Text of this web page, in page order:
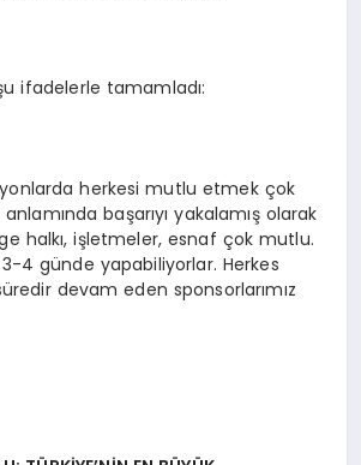
ifadelerle tamamladı:
herkesi mutlu etmek çok
başarıyı yakalamış olarak
halkı, işletmeler, esnaf çok mutlu.
3-4 günde yapabiliyorlar. Herkes
devam eden sponsorlarımız